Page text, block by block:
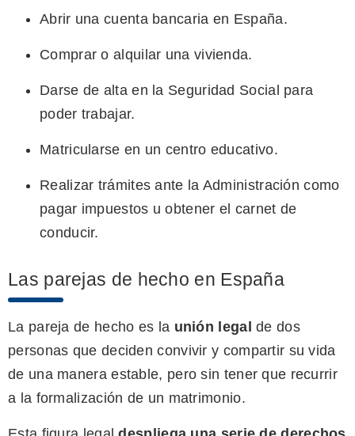
Abrir una cuenta bancaria en España.
Comprar o alquilar una vivienda.
Darse de alta en la Seguridad Social para
poder trabajar.
Matricularse en un centro educativo.
Realizar trámites ante la Administración como
pagar impuestos u obtener el carnet de
conducir.
Las parejas de hecho en España
La pareja de hecho es la unión legalde dos
personas que deciden convivir y compartir su vida
de una manera estable, pero sin tener que recurrir
a la formalización de un matrimonio.